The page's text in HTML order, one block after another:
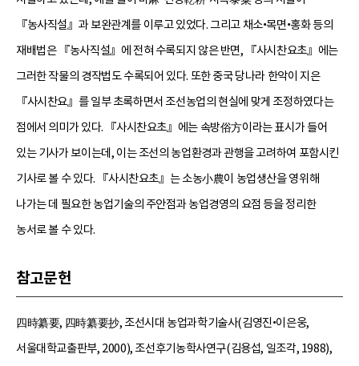
『농사직설』과 보완관계를 이루고 있었다. 그리고 채소•목면•홍화 등의
재배법은 『농사직설』에 전혀 수록되지 않은 반면, 『사시찬요초』에는
그러한 작물의 경작법도 수록되어 있다. 또한 중국 당나라 한악이 지은
『사시찬요』를 일부 초록하면서 조선농업의 현실에 맞게 조정하였다는
점에서 의미가 있다. 『사시찬요초』에는 속방俗方이라는 표시가 들어
있는 기사가 보이는데, 이는 조선의 농업환경과 관행을 고려하여 포함시킨
기사로 볼 수 있다. 『사시찬요초』는 소농小農이 농업생산을 영위해
나가는 데 필요한 농업기술의 주안점과 농업경영의 요점 등을 정리한
농서로 볼 수 있다.
참고문헌
四時纂要, 四時纂要抄, 조선시대 농업과학기술사(김영진•이은웅,
서울대학교출판부, 2000), 조선후기농학사연구(김용섭, 일조각, 1988),